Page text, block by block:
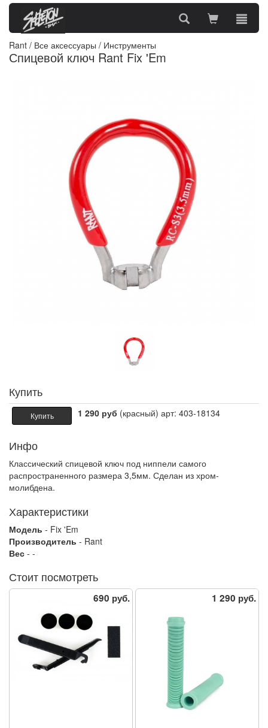
Rant / Все аксессуары / Инструменты
Спицевой ключ Rant Fix 'Em
Купить
Купить 1 290 руб (красный) арт: 403-18134
Инфо
Классический спицевой ключ под ниппели самого
распространенного размера 3,5мм. Сделан из хром-
молибдена.
Характеристики
Модель - Fix 'Em
Производитель - Rant
Вес - -
Стоит посмотреть
690 руб. 1 290 руб.